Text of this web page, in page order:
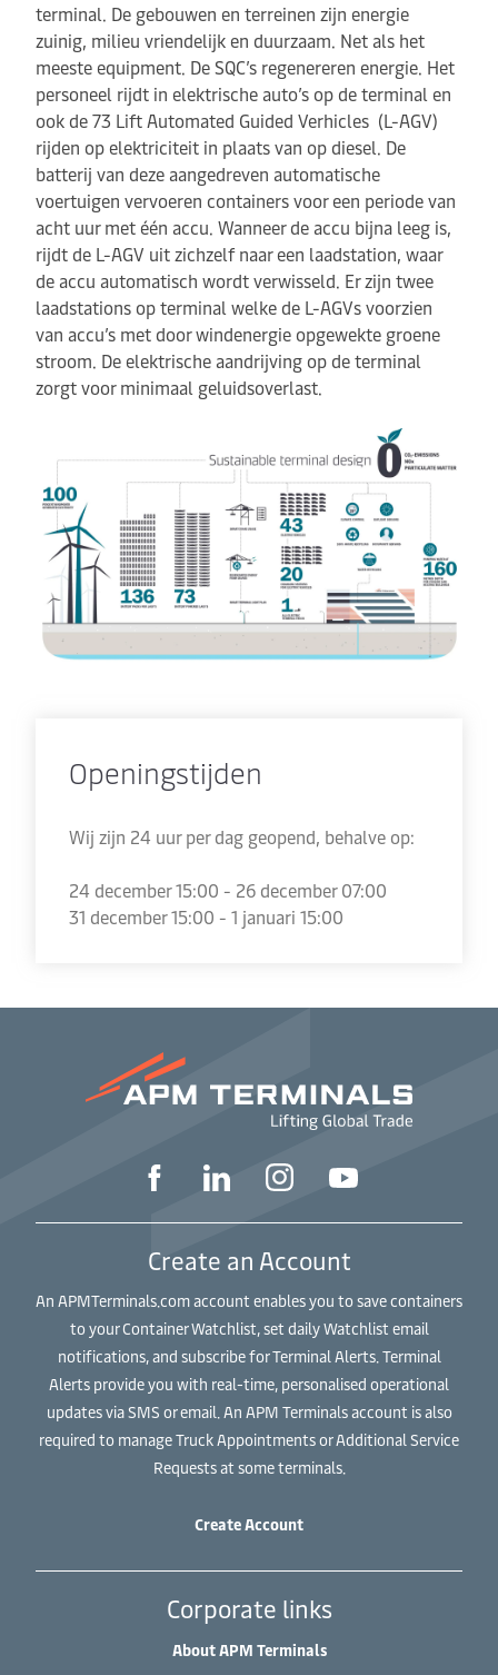
terminal. De gebouwen en terreinen zijn energie
zuinig, milieu vriendelijk en duurzaam. Net als het
meeste equipment. De SQC’s regenereren energie. Het
personeel rijdt in elektrische auto’s op de terminal en
ook de 73 Lift Automated Guided Verhicles (L-AGV)
rijden op elektriciteit in plaats van op diesel. De
batterij van deze aangedreven automatische
voertuigen vervoeren containers voor een periode van
acht uur met één accu. Wanneer de accu bijna leeg is,
rijdt de L-AGV uit zichzelf naar een laadstation, waar
de accu automatisch wordt verwisseld. Er zijn twee
laadstations op terminal welke de L-AGVs voorzien
van accu’s met door windenergie opgewekte groene
stroom. De elektrische aandrijving op de terminal
zorgt voor minimaal geluidsoverlast.
Openingstijden
Wij zijn 24 uur per dag geopend, behalve op:
24 december 15:00 - 26 december 07:00
31 december 15:00 - 1 januari 15:00
Create an Account
An APMTerminals.com account enables you to save containers
to your Container Watchlist, set daily Watchlist email
notifications, and subscribe for Terminal Alerts. Terminal
Alerts provide you with real-time, personalised operational
updates via SMS or email. An APM Terminals account is also
required to manage Truck Appointments or Additional Service
Requests at some terminals.
Create Account
Corporate links
About APM Terminals